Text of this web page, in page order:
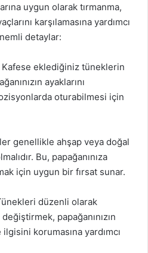
uygun olarak tırmanma,
karşılamasına yardımcı
detaylar:
Kafese eklediğiniz tüneklerin
ayaklarını
oturabilmesi için
genellikle ahşap veya doğal
Bu, papağanınıza
için uygun bir fırsat sunar.
düzenli olarak
papağanınızın
korumasına yardımcı